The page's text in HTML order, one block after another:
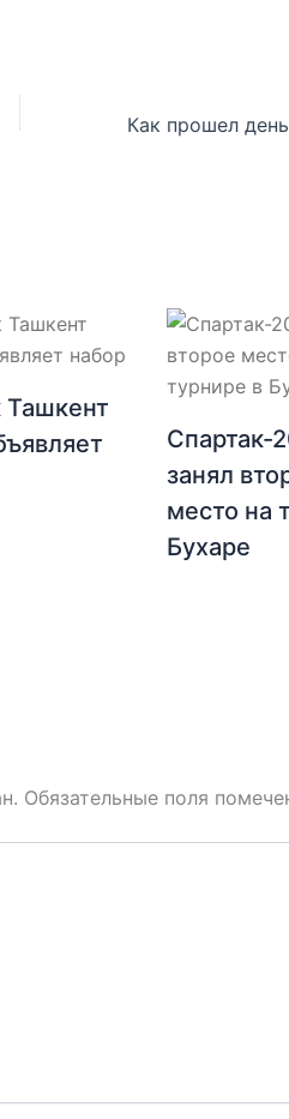
Ташкент
Спартак-
занял
место на
Бухаре
Обязательные поля